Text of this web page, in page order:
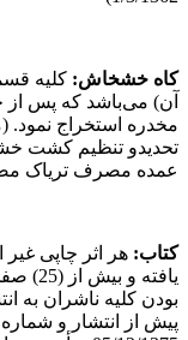
کاه خشخاش: کلیه
آن) می‌باشد که پس
تحدیدو تنظیم کشت
عمده مصرف تریاک مصوب 14/
کتاب: هر اثر چاپی غیر
بودن کلیه ناشران به
پیش از انتشار و